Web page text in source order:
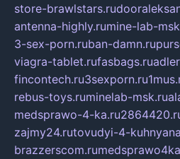
store-brawlstars.ru
antenna-highly.rumine-lab-
3-sex-porn.ruban-damn.ru
viagra-tablet.rufasbags.ru
fincontech.ru3sexporn.ru
rebus-toys.ruminelab-msk.ru
medsprawo-4-ka.ru
zajmy24.rutovudyi-4-
brazzerscom.ru